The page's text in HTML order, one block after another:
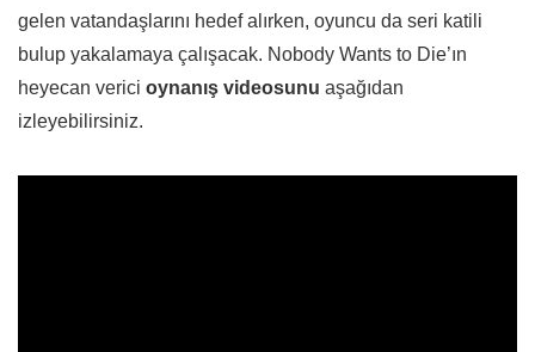
gelen vatandaşlarını hedef alırken, oyuncu da seri katili
bulup yakalamaya çalışacak. Nobody Wants to Die’ın
heyecan verici oynanış videosunu aşağıdan
izleyebilirsiniz.